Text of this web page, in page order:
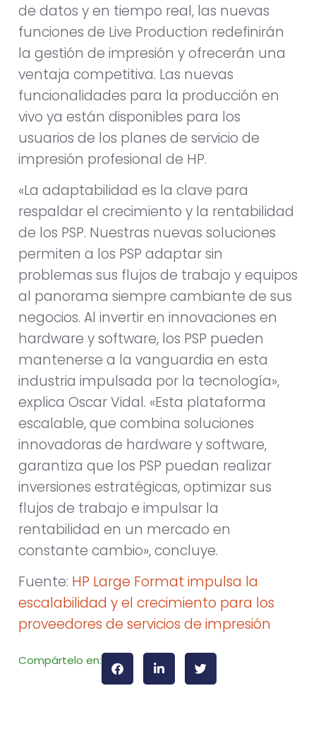
de datos y en tiempo real, las nuevas
funciones de Live Production redefinirán
la gestión de impresión y ofrecerán una
ventaja competitiva. Las nuevas
funcionalidades para la producción en
vivo ya están disponibles para los
usuarios de los planes de servicio de
impresión profesional de HP.
«La adaptabilidad es la clave para
respaldar el crecimiento y la rentabilidad
de los PSP. Nuestras nuevas soluciones
permiten a los PSP adaptar sin
problemas sus flujos de trabajo y equipos
al panorama siempre cambiante de sus
negocios. Al invertir en innovaciones en
hardware y software, los PSP pueden
mantenerse a la vanguardia en esta
industria impulsada por la tecnología»,
explica Oscar Vidal. «Esta plataforma
escalable, que combina soluciones
innovadoras de hardware y software,
garantiza que los PSP puedan realizar
inversiones estratégicas, optimizar sus
flujos de trabajo e impulsar la
rentabilidad en un mercado en
constante cambio», concluye.
Fuente: HP Large Format impulsa la
escalabilidad y el crecimiento para los
proveedores de servicios de impresión
Compártelo en: